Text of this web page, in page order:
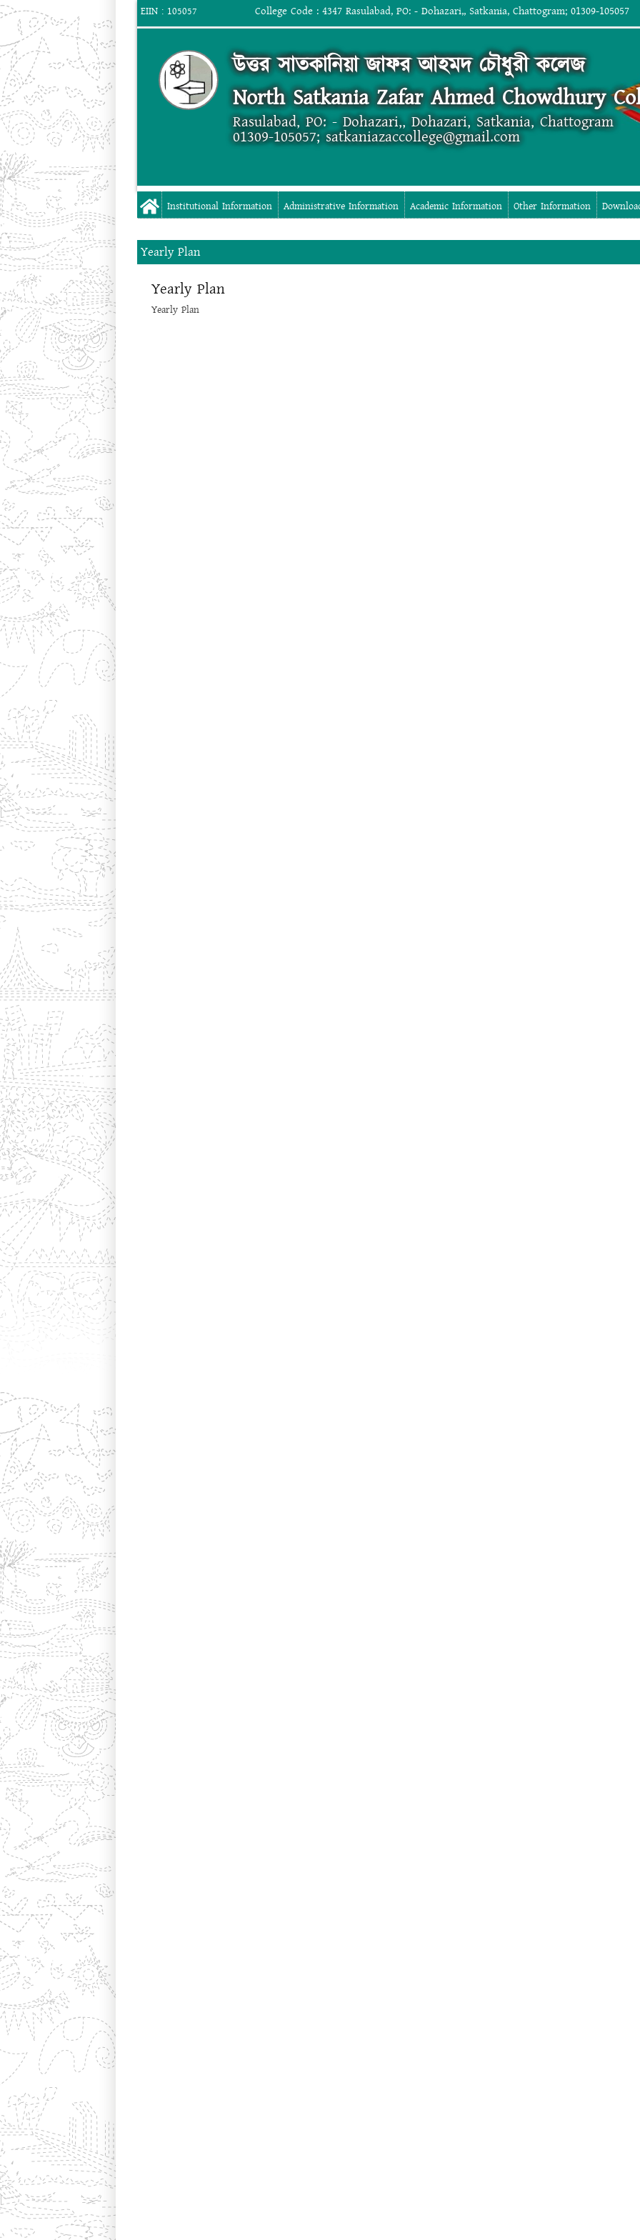
EIIN : 105057 College Code : 4347 Rasulabad, PO: - Dohazari,, Satkania, Chattogram; 01309-105057
উত্তর সাতকানিয়া জাফর আহমদ চৌধুরী কলেজ
North Satkania Zafar Ahmed Chowdhury
Rasulabad, PO: - Dohazari,, Dohazari, Satkania, Chattogram
01309-105057; satkaniazaccollege@gmail.com
Institutional Information Administrative Information Academic Information Other Information
Yearly Plan
Yearly Plan
Yearly Plan